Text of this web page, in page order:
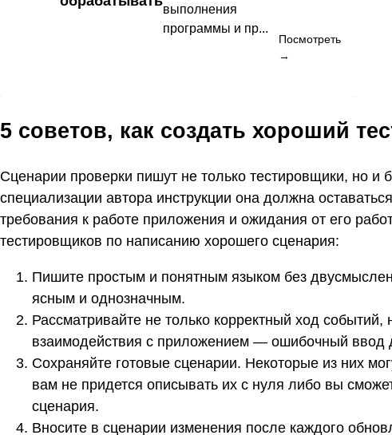
выполнения
программы и пр...
Посмотреть
→
5 советов, как создать хороший
Сценарии проверки пишут не только тестировщики, но и
специализации автора инструкции она должна
требования к работе приложения и ожидания от его
тестировщиков по написанию хорошего сценария:
Пишите простым и понятным языком без
ясным и однозначным.
Рассматривайте не только корректный ход событий,
взаимодействия с приложением — ошибочный ввод
Сохраняйте готовые сценарии. Некоторые из них
вам не придется описывать их с нуля либо вы
сценария.
Вносите в сценарии изменения после каждого